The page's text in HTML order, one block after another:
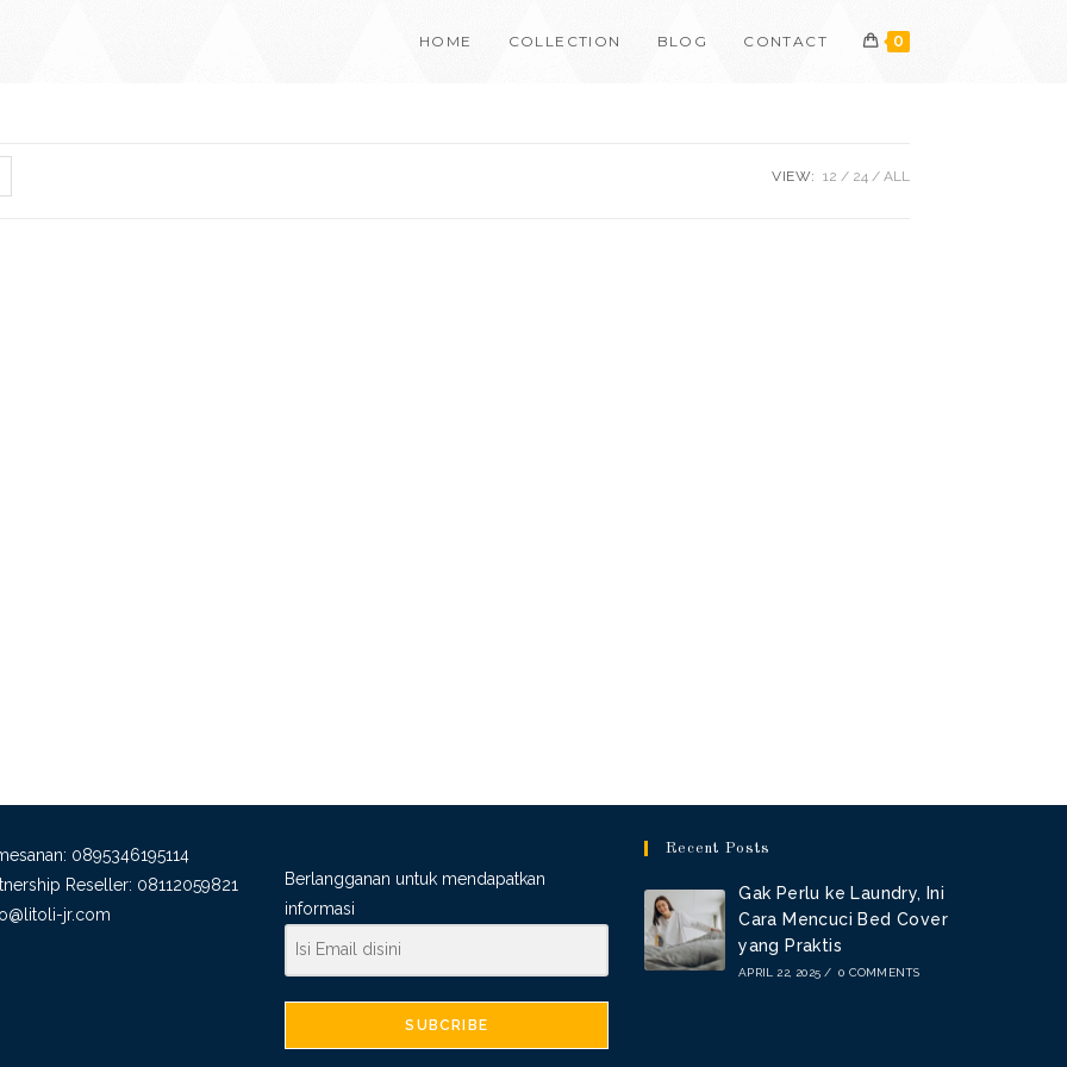
HOME COLLECTION BLOG CONTACT 0
VIEW: 12 24 ALL
0895346195114
Reseller: 08112059821
jr.com
Berlangganan untuk mendapatkan
informasi
SUBCRIBE
Recent Posts
Gak Perlu ke Laundry, Ini
Cara Mencuci Bed Cover
yang Praktis
APRIL 22, 2025 / 0 COMMENTS